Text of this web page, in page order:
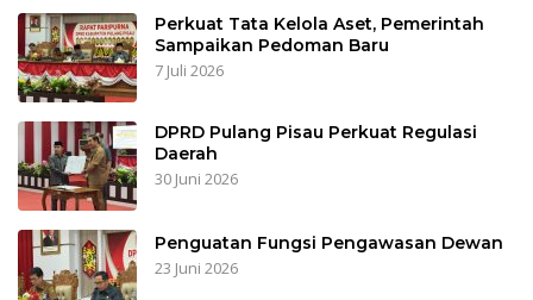
Perkuat Tata Kelola Aset, Pemerintah
Sampaikan Pedoman Baru
7 Juli 2026
DPRD Pulang Pisau Perkuat Regulasi
Daerah
30 Juni 2026
Penguatan Fungsi Pengawasan Dewan
23 Juni 2026